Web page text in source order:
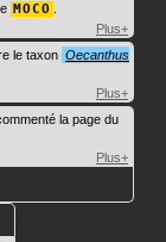
MOCO
Plus+
le taxon Oecanthus
Plus+
la page du
Plus+